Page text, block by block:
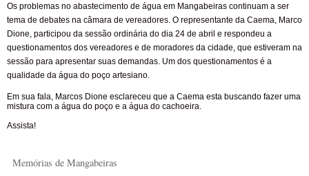
Os problemas no abastecimento de água em Mangabeiras continuam a ser
tema de debates na câmara de vereadores. O representante da Caema, Marco
Dione, participou da sessão ordinária do dia 24 de abril e respondeu a
questionamentos dos vereadores e de moradores da cidade, que estiveram na
sessão para apresentar suas demandas. Um dos questionamentos é a
qualidade da água do poço artesiano.
Em sua fala, Marcos Dione esclareceu que a Caema esta buscando fazer uma
mistura com a água do poço e a água do cachoeira.
Assista!
Memórias de Mangabeiras